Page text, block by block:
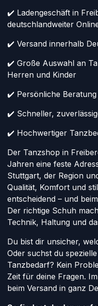
✔️ Ladengeschäft in
deutschlandweiter
✔️ Versand innerhalb
✔️ Große Auswahl an
Herren und Kinder
✔️ Persönliche
✔️ Schneller,
✔️ Hochwertiger
Der Tanzshop in
Jahren eine feste
Stuttgart, der Region
Qualität, Komfort und
entscheidend – und
Der richtige Schuh
Technik, Haltung und
Du bist dir unsicher,
Oder suchst du
Tanzbedarf? Kein
Zeit für deine Fragen.
beim Versand in ganz